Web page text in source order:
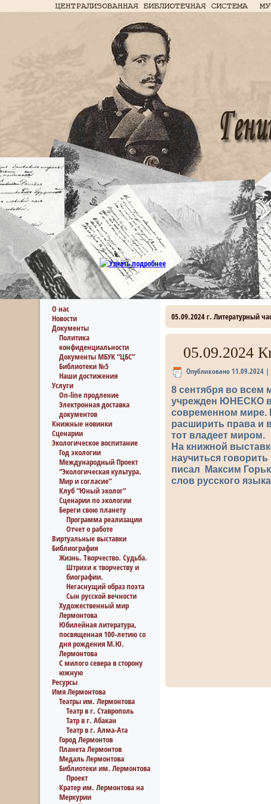
О нас
Новости
Документы
Политика
конфиденциальности
Документы МБУК “ЦБС”
Библиотеки №5
Наши достижения
Услуги
On-line продление
Электронная доставка
документов
Книжные новинки
Сценарии
Экологическое воспитание
Год экологии
Международный Проект
“Экологическая культура.
Мир и согласие”
Клуб “Юный эколог”
Сценарии по экологии
Береги свою планету
Программа реализации
Отчет о работе
Виртуальные выставки
Библиография
Жизнь. Творчество. Судьба.
Штрихи к творчеству и
биографии.
Негаснущий образ поэта
Сын русской вечности
Художественный мир
Лермонтова
Юбилейная литература,
посвященная 100-летию со
дня рождения М.Ю.
Лермонтова
С милого севера в сторону
южную
Ресурсы
Имя Лермонтова
Театры им. Лермонтова
Театр в г. Ставрополь
Татр в г. Абакан
Театр в г. Алма-Ата
Город Лермонтов
Планета Лермонтов
Медаль Лермонтова
Библиотеки им. Лермонтова
Проект
Кратер им. Лермонтова на
Меркурии
05.09.2024 г. Литературный
05.09.2024
Опубликовано11.09.2024 |
8 сентября во всем
учрежден ЮНЕСКО в
современном мире.
расширить права и
тот владеет миром.
На книжной
научиться
писал Максим
слов русского